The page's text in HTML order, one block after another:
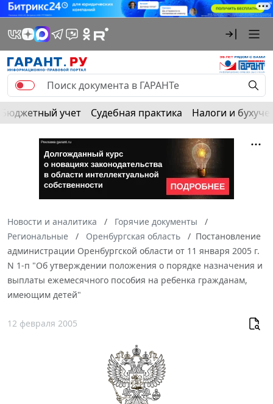
Бюджетный учет Судебная практика Налоги и
Новости и аналитика
Горячие документы
Региональные
Оренбургская область
Постановление
администрации Оренбургской области от 11 января 2005 г.
N 1-п "Об утверждении положения о порядке назначения и
выплаты ежемесячного пособия на ребенка гражданам,
имеющим детей"
12 февраля 2005